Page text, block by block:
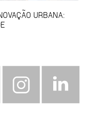
URBANA: